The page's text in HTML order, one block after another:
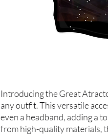
Introducing the Great
any outfit. This versatile
even a headband, adding a
from high-quality materials,